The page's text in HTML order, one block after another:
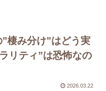
棲み分け”はどう実
リティ”は恐怖なの
2026.03.22